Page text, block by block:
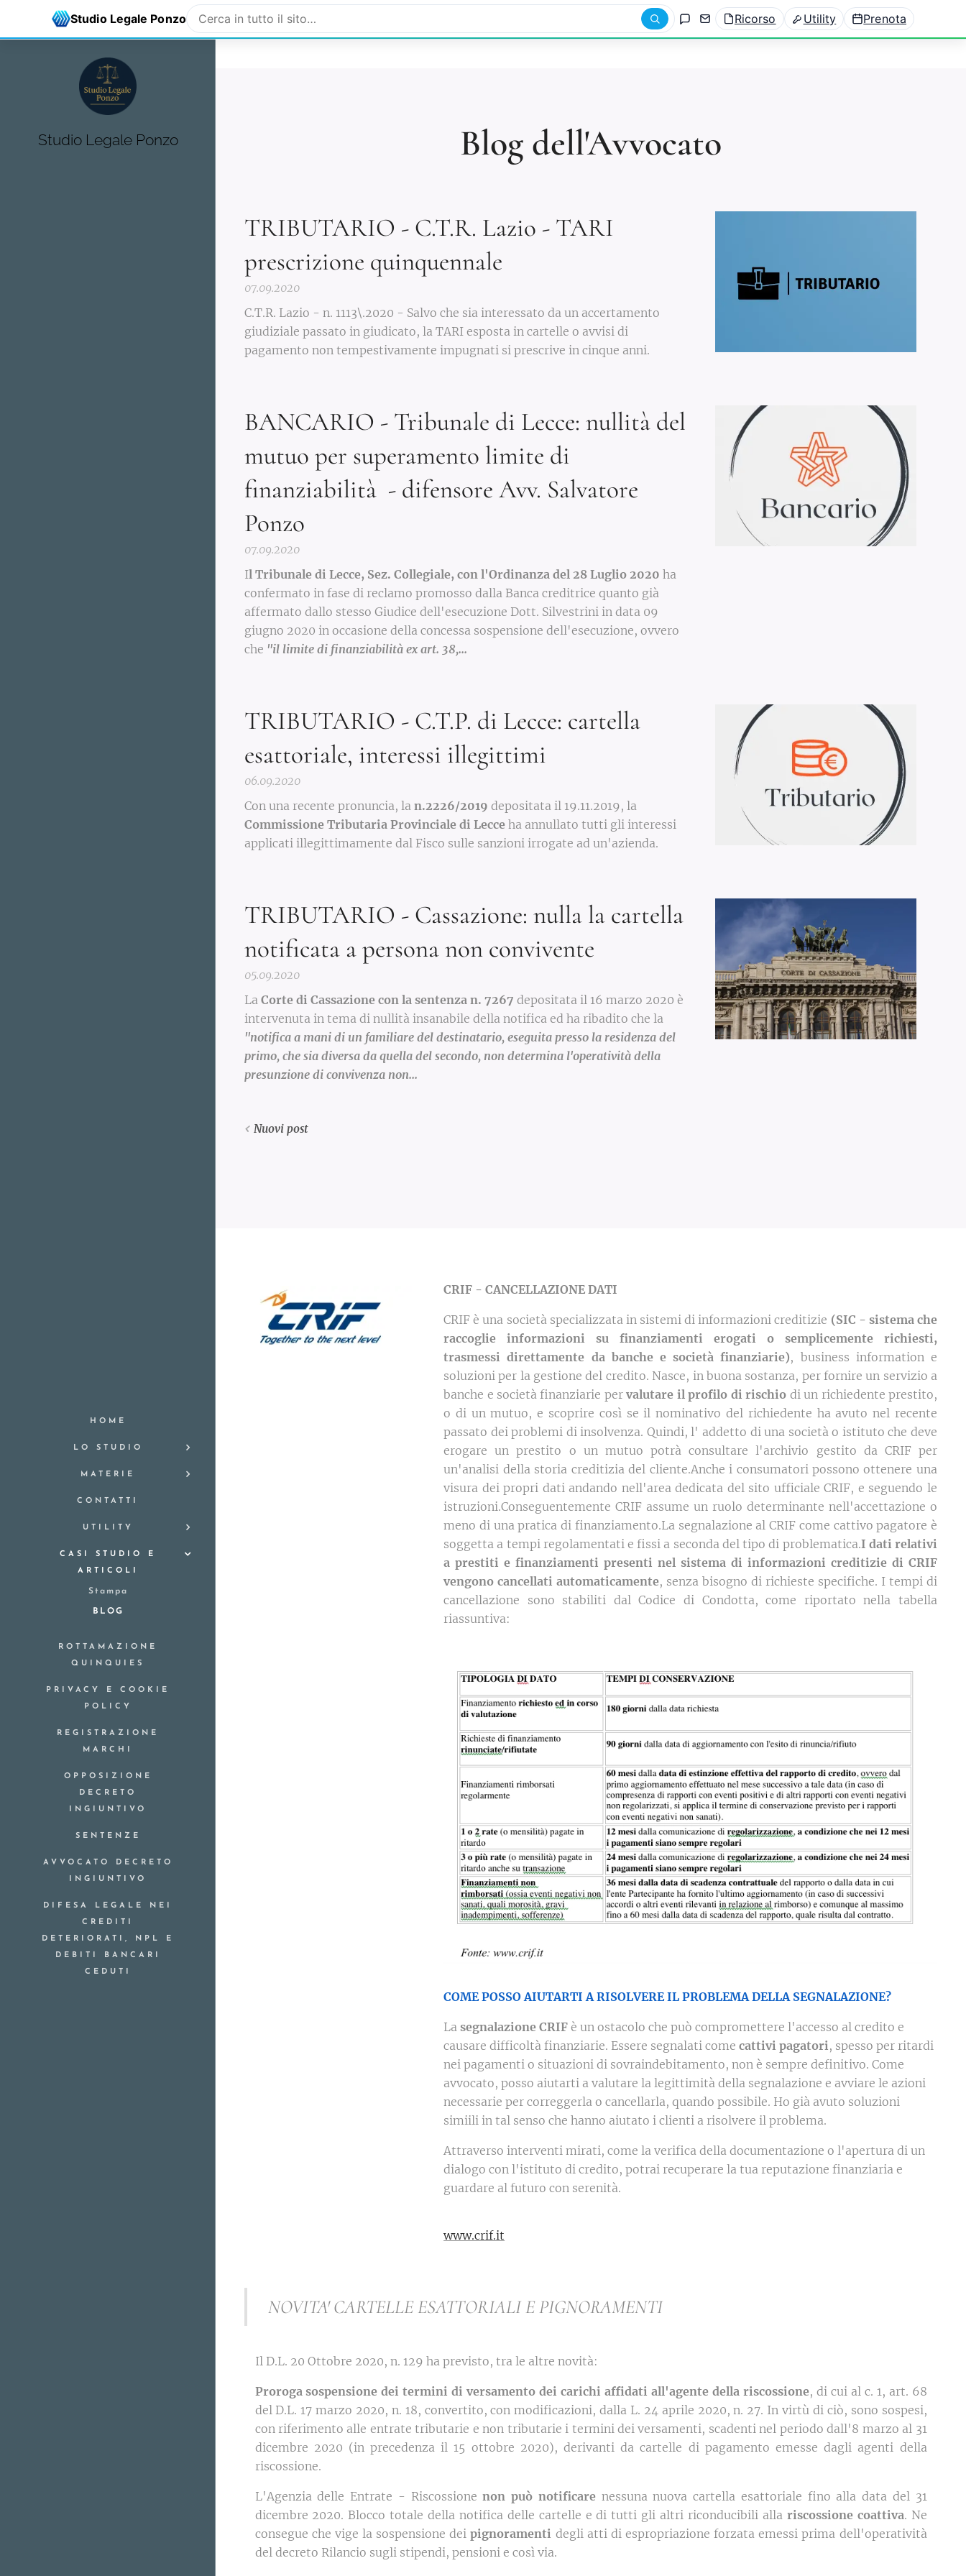
Studio Legale Ponzo Ricorso Utility Prenota
Avvocato Salvatore Ponzo - Studio Legale avv.ponzo@gmail.com
Studio Legale Ponzo
HOME
LO STUDIO
MATERIE
CONTATTI
UTILITY
CASI STUDIO E
ARTICOLI
Stampa
BLOG
ROTTAMAZIONE
QUINQUIES
PRIVACY E COOKIE
POLICY
REGISTRAZIONE
MARCHI
OPPOSIZIONE
DECRETO
INGIUNTIVO
SENTENZE
AVVOCATO DECRETO
INGIUNTIVO
DIFESA LEGALE NEI
CREDITI
DETERIORATI, NPL E
DEBITI BANCARI
CEDUTI
Blog dell'Avvocato
TRIBUTARIO - C.T.R. Lazio - TARI
prescrizione quinquennale
07.09.2020
C.T.R. Lazio - n. 1113\.2020 - Salvo che sia interessato da un accertamento
giudiziale passato in giudicato, la TARI esposta in cartelle o avvisi di
pagamento non tempestivamente impugnati si prescrive in cinque anni.
BANCARIO - Tribunale di Lecce: nullità del
mutuo per superamento limite di
finanziabilità - difensore Avv. Salvatore
Ponzo
07.09.2020
Il Tribunale di Lecce, Sez. Collegiale, con l'Ordinanza del 28 Luglio 2020 ha
confermato in fase di reclamo promosso dalla Banca creditrice quanto già
affermato dallo stesso Giudice dell'esecuzione Dott. Silvestrini in data 09
giugno 2020 in occasione della concessa sospensione dell'esecuzione, ovvero
che "il limite di finanziabilità ex art. 38,...
TRIBUTARIO - C.T.P. di Lecce: cartella
esattoriale, interessi illegittimi
06.09.2020
Con una recente pronuncia, la n.2226/2019 depositata il 19.11.2019, la
Commissione Tributaria Provinciale di Lecce ha annullato tutti gli interessi
applicati illegittimamente dal Fisco sulle sanzioni irrogate ad un'azienda.
TRIBUTARIO - Cassazione: nulla la cartella
notificata a persona non convivente
05.09.2020
La Corte di Cassazione con la sentenza n. 7267 depositata il 16 marzo 2020 è
intervenuta in tema di nullità insanabile della notifica ed ha ribadito che la
"notifica a mani di un familiare del destinatario, eseguita presso la residenza del
primo, che sia diversa da quella del secondo, non determina l'operatività della
presunzione di convivenza non...
Nuovi post
CRIF - CANCELLAZIONE DATI
CRIF è una società specializzata in sistemi di informazioni creditizie (SIC - sistema che
raccoglie informazioni su finanziamenti erogati o semplicemente richiesti,
trasmessi direttamente da banche e società finanziarie), business information e
soluzioni per la gestione del credito. Nasce, in buona sostanza, per fornire un servizio a
banche e società finanziarie pervalutare il profilo di rischio di un richiedente prestito,
o di un mutuo, e scoprire così se il nominativo del richiedente ha avuto nel recente
passato dei problemi di insolvenza. Quindi, l' addetto di una società o istituto che deve
erogare un prestito o un mutuo potrà consultare l'archivio gestito da CRIF per
un'analisi della storia creditizia del cliente.Anche i consumatori possono ottenere una
visura dei propri dati andando nell'area dedicata del sito ufficiale CRIF, e seguendo le
istruzioni.Conseguentemente CRIF assume un ruolo determinante nell'accettazione o
meno di una pratica di finanziamento.La segnalazione al CRIF come cattivo pagatore è
soggetta a tempi regolamentati e fissi a seconda del tipo di problematica.I dati relativi
a prestiti e finanziamenti presenti nel sistema di informazioni creditizie di CRIF
vengono cancellati automaticamente, senza bisogno di richieste specifiche. I tempi di
cancellazione sono stabiliti dal Codice di Condotta, come riportato nella tabella
riassuntiva:
COME POSSO AIUTARTI A RISOLVERE IL PROBLEMA DELLA SEGNALAZIONE?
Lasegnalazione CRIF è un ostacolo che può compromettere l'accesso al credito e
causare difficoltà finanziarie. Essere segnalati comecattivi pagatori, spesso per ritardi
nei pagamenti o situazioni di sovraindebitamento, non è sempre definitivo. Come
avvocato, posso aiutarti a valutare la legittimità della segnalazione e avviare le azioni
necessarie per correggerla o cancellarla, quando possibile. Ho già avuto soluzioni
simiili in tal senso che hanno aiutato i clienti a risolvere il problema.
Attraverso interventi mirati, come la verifica della documentazione o l'apertura di un
dialogo con l'istituto di credito, potrai recuperare la tua reputazione finanziaria e
guardare al futuro con serenità.
www.crif.it
NOVITA' CARTELLE ESATTORIALI E PIGNORAMENTI
Il D.L. 20 Ottobre 2020, n. 129 ha previsto, tra le altre novità:
Proroga sospensione dei termini di versamento dei carichi affidati all'agente della riscossione, di cui al c. 1, art. 68
del D.L. 17 marzo 2020, n. 18, convertito, con modificazioni, dalla L. 24 aprile 2020, n. 27. In virtù di ciò, sono sospesi,
con riferimento alle entrate tributarie e non tributarie i termini dei versamenti, scadenti nel periodo dall'8 marzo al 31
dicembre 2020 (in precedenza il 15 ottobre 2020), derivanti da cartelle di pagamento emesse dagli agenti della
riscossione.
L'Agenzia delle Entrate - Riscossionenon può notificarenessuna nuova cartella esattoriale fino alla data del 31
dicembre 2020. Blocco totale della notifica delle cartelle e di tutti gli altri riconducibili alla riscossione coattiva. Ne
consegue che vige la sospensione deipignoramenti degli atti di espropriazione forzata emessi prima dell'operatività
del decreto Rilancio sugli stipendi, pensioni e così via.